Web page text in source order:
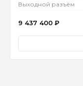
Выходной разъём
9 437 400 ₽